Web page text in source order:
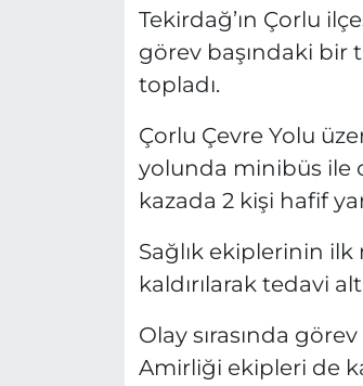
Tekirdağ’ın Çorlu
görev başındaki bir
topladı.
Çorlu Çevre Yolu
yolunda minibüs ile
kazada 2 kişi hafif
Sağlık ekiplerinin
kaldırılarak tedavi
Olay sırasında
Amirliği ekipleri de